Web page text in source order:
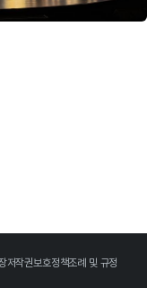
저작권보호정책조례 및 규정